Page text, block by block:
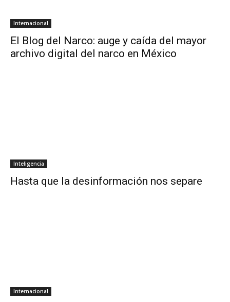
Internacional
El Blog del Narco: auge y caída del mayor
archivo digital del narco en México
Inteligencia
Hasta que la desinformación nos separe
Internacional